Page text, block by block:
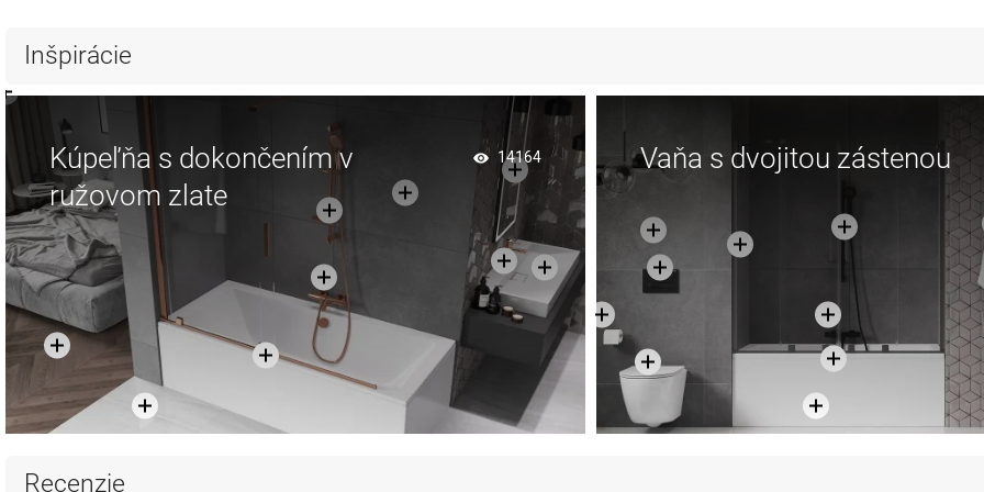
Inšpirácie
Kúpeľňa s dokončením v
ružovom zlate
14164 Vaňa s dvojitou zástenou
Recenzie